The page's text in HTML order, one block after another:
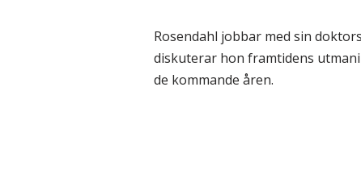
Rosendahl jobbar med sin
diskuterar hon framtidens
de kommande åren.